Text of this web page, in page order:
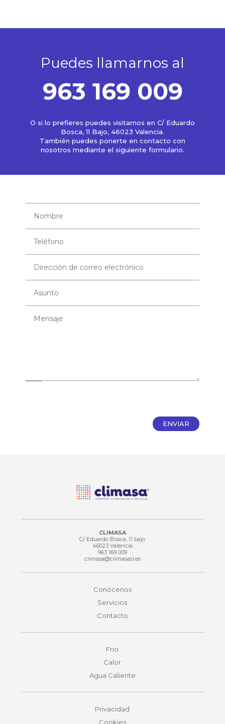
Puedes llamarnos al
963 169 009
O si lo prefieres puedes visitarnos en C/ Eduardo
Bosca, 11 Bajo, 46023 Valencia.
También puedes ponerte en contacto con
nosotros mediante el siguiente formulario.
ENVIAR
CLIMASA
C/ Eduardo Bosca, 11 bajo
46023 Valencia
963 169 009
climasa@climasasl.es
Conócenos
Servicios
Contacto
Frio
Calor
Agua Caliente
Privacidad
Cookies